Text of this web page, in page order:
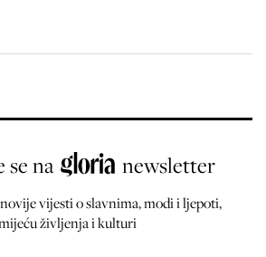
na newsletter
vijesti o slavnima, modi i ljepoti,
življenja i kulturi